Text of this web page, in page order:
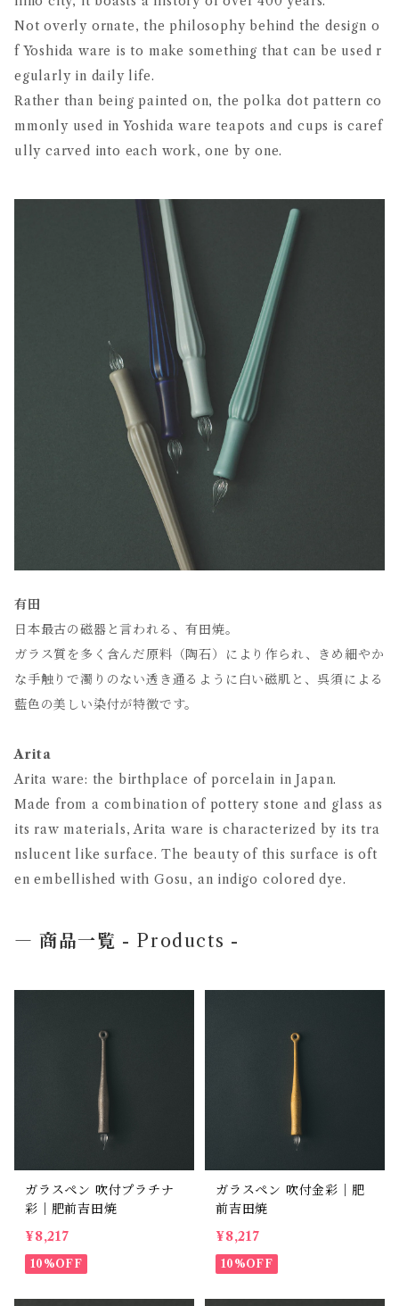
Not overly ornate, the philosophy behind the design o
f Yoshida ware is to make something that can be used r
egularly in daily life.
Rather than being painted on, the polka dot pattern co
mmonly used in Yoshida ware teapots and cups is caref
ully carved into each work, one by one.
有田
日本最古の磁器と言われる、有田焼。
ガラス質を多く含んだ原料（陶石）により作られ、きめ細やか
な手触りで濁りのない透き通るように白い磁肌と、呉須による
藍色の美しい染付が特徴です。
Arita
Arita ware: the birthplace of porcelain in Japan.
Made from a combination of pottery stone and glass as
its raw materials, Arita ware is characterized by its tra
nslucent like surface. The beauty of this surface is oft
en embellished with Gosu, an indigo colored dye.
― 商品一覧 - Products -
ガラスペン 吹付プラチナ
彩｜肥前吉田焼
¥8,217
10%OFF
ガラスペン 吹付金彩｜肥
前吉田焼
¥8,217
10%OFF